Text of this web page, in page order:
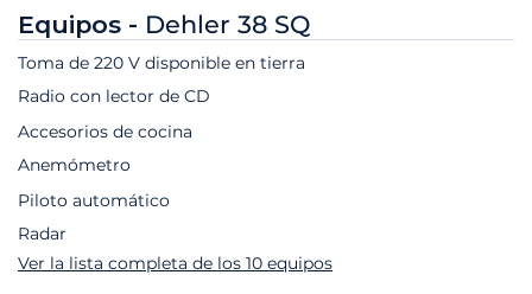
Equipos - Dehler 38 SQ
Toma de 220 V disponible en tierra
Radio con lector de CD
Accesorios de cocina
Anemómetro
Piloto automático
Radar
Ver la lista completa de los 10 equipos